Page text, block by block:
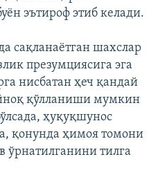
эътироф этиб келади.
сақланаётган шахслар
презумциясига эга
нисбатан ҳеч қандай
қўлланиши мумкин
ҳуқуқшунос
қонунда ҳимоя томони
тилга